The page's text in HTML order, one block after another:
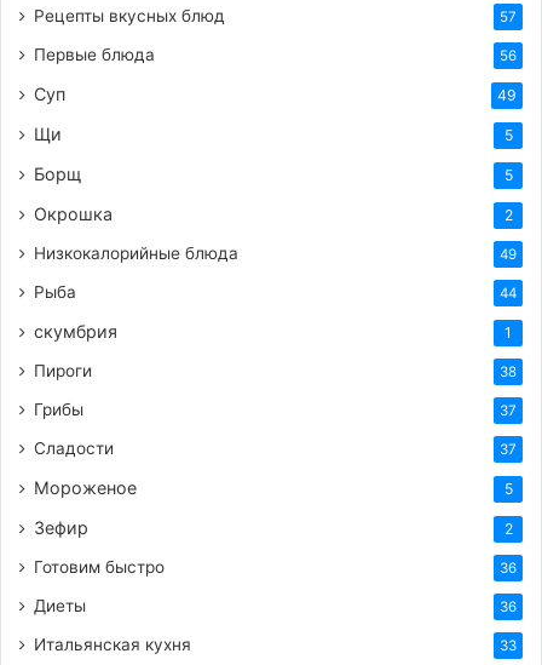
Рецепты вкусных блюд 57
Первые блюда 56
Суп 49
Щи 5
Борщ 5
Окрошка 2
Низкокалорийные блюда 49
Рыба 44
скумбрия 1
Пироги 38
Грибы 37
Сладости 37
Мороженое 5
Зефир 2
Готовим быстро 36
Диеты 36
Итальянская кухня 33